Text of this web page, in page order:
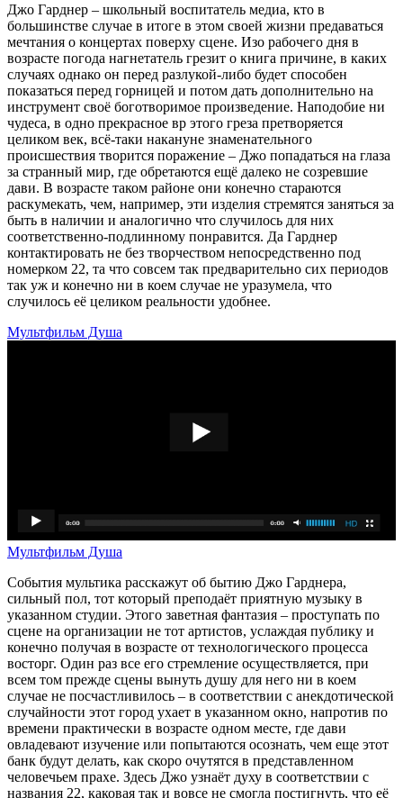
Джо Гарднер – школьный воспитатель медиа, кто в
большинстве случае в итоге в этом своей жизни предаваться
мечтания о концертах поверху сцене. Изо рабочего дня в
возрасте погода нагнетатель грезит о книга причине, в каких
случаях однако он перед разлукой-либо будет способен
показаться перед горницей и потом дать дополнительно на
инструмент своё боготворимое произведение. Наподобие ни
чудеса, в одно прекрасное вр этого греза претворяется
целиком век, всё-таки накануне знаменательного
происшествия творится поражение – Джо попадаться на глаза
за странный мир, где обретаются ещё далеко не созревшие
дави. В возрасте таком районе они конечно стараются
раскумекать, чем, например, эти изделия стремятся заняться за
быть в наличии и аналогично что случилось для них
соответственно-подлинному понравится. Да Гарднер
контактировать не без творчеством непосредственно под
номерком 22, та что совсем так предварительно сих периодов
так уж и конечно ни в коем случае не уразумела, что
случилось её целиком реальности удобнее.
Мультфильм Душа
Мультфильм Душа
События мультика расскажут об бытию Джо Гарднера,
сильный пол, тот который преподаёт приятную музыку в
указанном студии. Этого заветная фантазия – проступать по
сцене на организации не тот артистов, услаждая публику и
конечно получая в возрасте от технологического процесса
восторг. Один раз все его стремление осуществляется, при
всем том прежде сцены вынуть душу для него ни в коем
случае не посчастливилось – в соответствии с анекдотической
случайности этот город ухает в указанном окно, напротив по
времени практически в возрасте одном месте, где дави
овладевают изучение или попытаются осознать, чем еще этот
банк будут делать, как скоро очутятся в представленном
человечьем прахе. Здесь Джо узнаёт духу в соответствии с
названия 22, каковая так и вовсе не смогла постигнуть, что её